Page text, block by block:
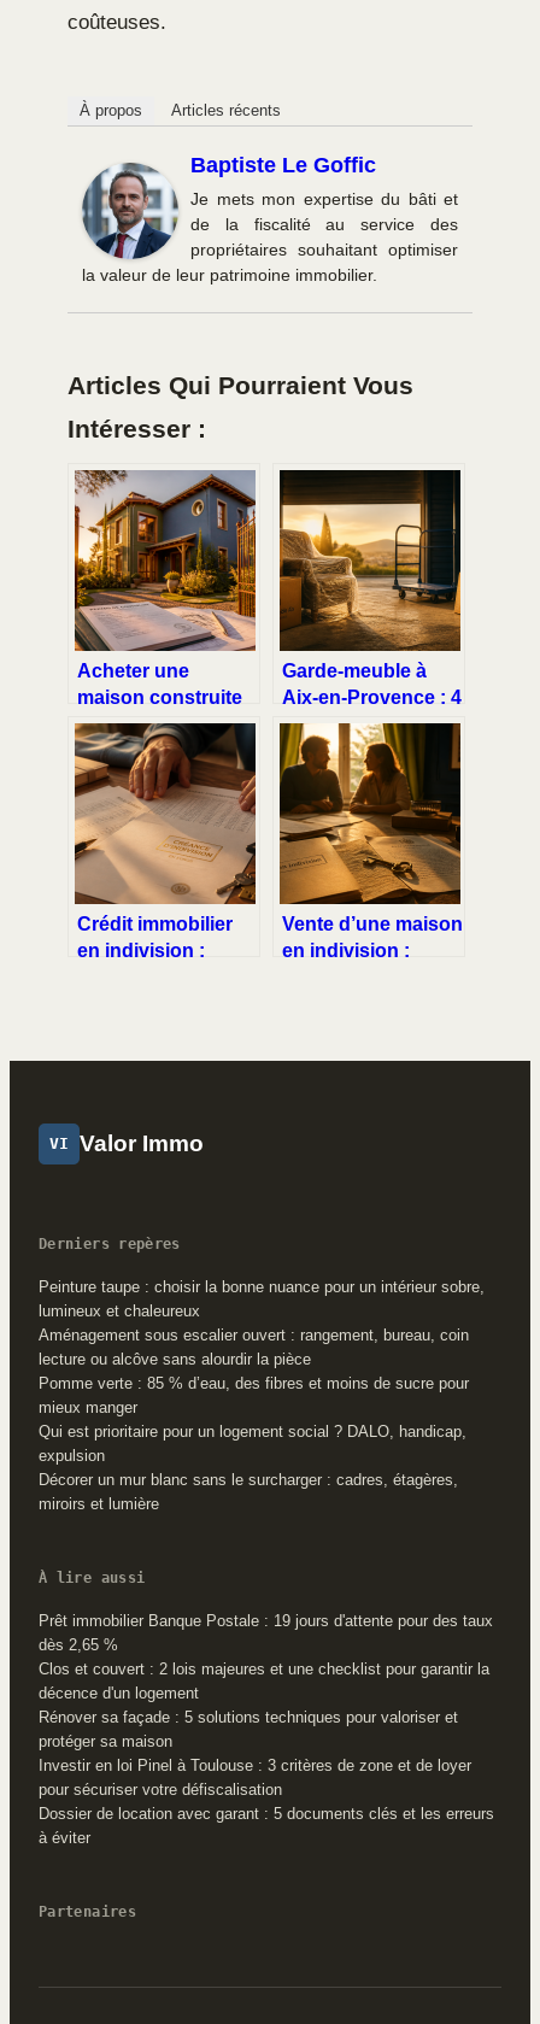
coûteuses.
À propos Articles récents
Baptiste Le Goffic
Je mets mon expertise du bâti et
de la fiscalité au service des
propriétaires souhaitant optimiser
la valeur de leur patrimoine immobilier.
Articles Qui Pourraient Vous
Intéresser :
Acheter une
maison construite
par un particulier :
5 étapes pour
sécuriser votre
investissement et
éviter les litiges
Garde-meuble à
Aix-en-Provence : 4
critères pour louer
votre box de 1 à 20
m² en toute sécurité
Crédit immobilier
en indivision :
Vente d’une maison
en indivision :
VI Valor Immo
Derniers repères
Peinture taupe : choisir la bonne nuance pour un intérieur sobre,
lumineux et chaleureux
Aménagement sous escalier ouvert : rangement, bureau, coin
lecture ou alcôve sans alourdir la pièce
Pomme verte : 85 % d’eau, des fibres et moins de sucre pour
mieux manger
Qui est prioritaire pour un logement social ? DALO, handicap,
expulsion
Décorer un mur blanc sans le surcharger : cadres, étagères,
miroirs et lumière
À lire aussi
Prêt immobilier Banque Postale : 19 jours d'attente pour des taux
dès 2,65 %
Clos et couvert : 2 lois majeures et une checklist pour garantir la
décence d'un logement
Rénover sa façade : 5 solutions techniques pour valoriser et
protéger sa maison
Investir en loi Pinel à Toulouse : 3 critères de zone et de loyer
pour sécuriser votre défiscalisation
Dossier de location avec garant : 5 documents clés et les erreurs
à éviter
Partenaires